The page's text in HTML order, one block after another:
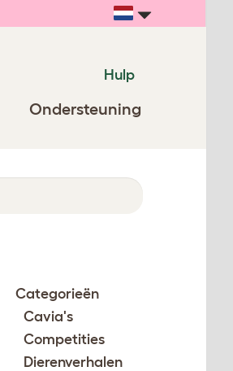
Hulp
Ondersteuning
Categorieën
Cavia's
Competities
Dierenverhalen